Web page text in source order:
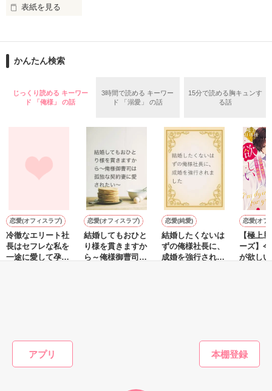
アプリ
お互いの日常を垣間見ることになり
彼女らのモラル（倫理、道徳）が壊れ始め…
モラルハザードを起こす…
倫理の欠如。倫理観や道徳的節度がなくなり，社会的な責任を
果たさないこと。
＊＊＊＊＊＊＊＊＊＊＊＊
相原真琴　28歳
表紙を見る
｢久しぶり。いやぁ、脱獄するのに苦労したよ｣
爽やかに語る囚人
｢君に会うために、俺、頑張ったんだよ。
ああ、もう離さない｣
そう理解するのには大分時間がかかり
※2009年2月15日完結作品。
かんたん検索
じっくり読める キーワー
ド 「俺様」 の話
3時間で読める キーワー
ド 「溺愛」 の話
15分で読める胸キュンす
る話
恋愛(オフィスラブ)
冷徹なエリート社
長はセフレな私を
一途に愛して孕ま
恋愛(オフィスラブ)
結婚してもおひと
り様を貫きますか
ら～俺様御曹司は
恋愛(純愛)
結婚したくないは
ずの俺様社長に、
成婚を強行されま
恋愛(オフ
【極上
ーズ】
が欲し